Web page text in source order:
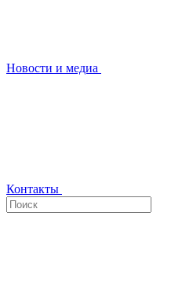
Новости и медиа
Контакты